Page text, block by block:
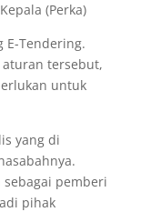
(Perka)
E-Tendering.
tersebut,
untuk
yang di
pemberi
pihak